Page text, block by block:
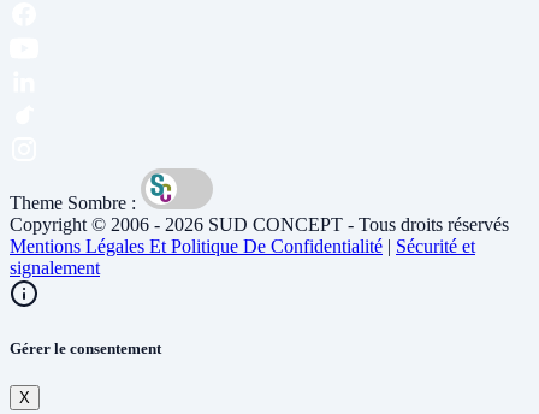
Theme Sombre :
Copyright © 2006 - 2026 SUD CONCEPT - Tous droits réservés
Mentions Légales Et Politique De Confidentialité | Sécurité et
signalement
Gérer le consentement
X